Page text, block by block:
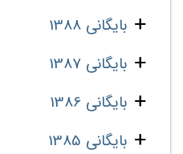
بایگانی 1388
بایگانی 1387
بایگانی 1386
بایگانی 1385